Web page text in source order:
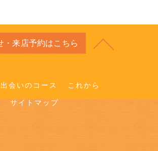
・来店予約はこちら
出会いのコース これから
サイトマップ